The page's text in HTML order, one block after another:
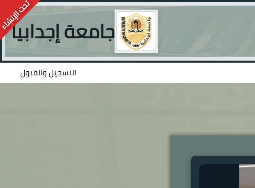
جامعة إجدابيا
التسجيل والقبول